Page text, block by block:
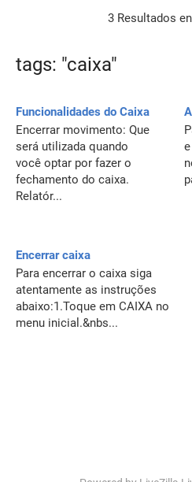
3 Resultados
tags: "caixa"
Funcionalidades do Caixa
Encerrar movimento: Que
será utilizada quando
você optar por fazer o
fechamento do caixa.
Relatór...
Encerrar caixa
Para encerrar o caixa siga
atentamente as instruções
abaixo:1.Toque em CAIXA no
menu inicial.&nbs...